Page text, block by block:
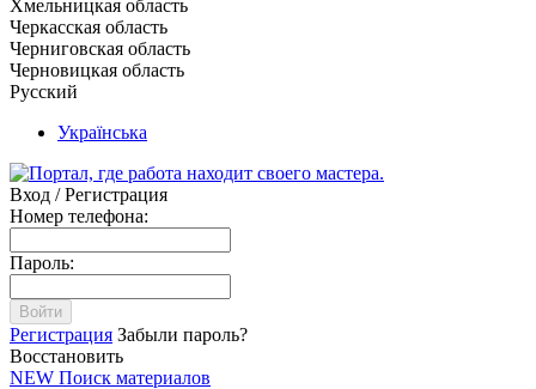
Хмельницкая область
Черкасская область
Черниговская область
Черновицкая область
Русский
Українська
Вход / Регистрация
Номер телефона:
Пароль:
Войти
Регистрация Забыли пароль?
Восстановить
NEW Поиск материалов